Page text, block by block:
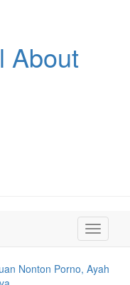
Toggle
Nonton Porno, Ayah